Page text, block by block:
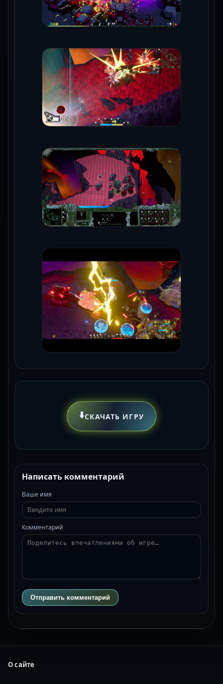
⬇️СКАЧАТЬ ИГРУ
Написать комментарий
Ваше имя
Комментарий
Отправить комментарий
О сайте